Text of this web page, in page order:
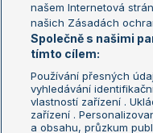
Livesport Daily
LS Prague Open
Podmínky užití
GDPR a žurnalistika
našem Internetová
našich Zásadách
Společně s našimi
tímto cílem:
Používání přesných
vyhledávání
vlastností zařízení .
zařízení .
a obsahu, průzkum